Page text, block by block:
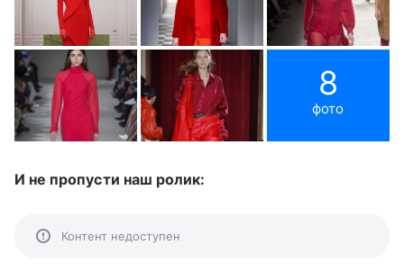
8
фото
И не пропусти наш ролик:
Контент недоступен